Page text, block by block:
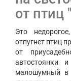
от птиц
Это
отпугнет птиц
от
автостоянки
малошумный в